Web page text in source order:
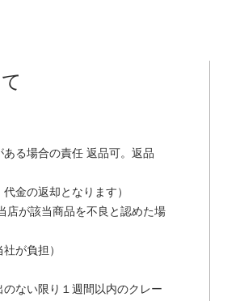
る場合の責任 返品可。返品
代金の返却となります）
店が該当商品を不良と認めた場
が負担）
ない限り１週間以内のクレー